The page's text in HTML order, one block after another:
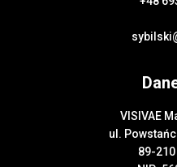
VISIVAE
ul.
89-